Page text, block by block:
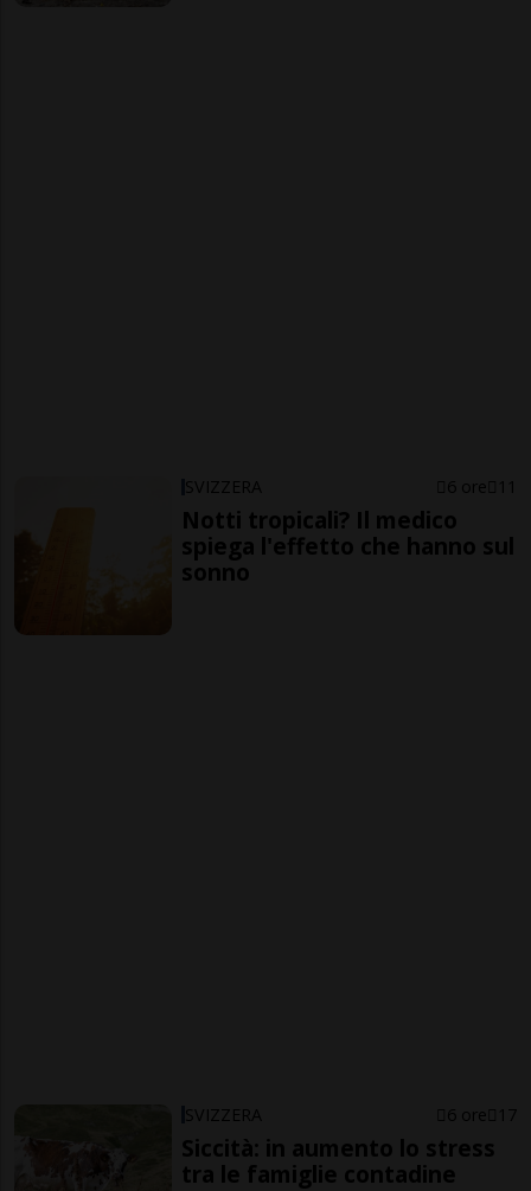
SVIZZERA 6 ore 11
Notti tropicali? Il medico
spiega l'effetto che hanno sul
sonno
SVIZZERA 6 ore 17
Siccità: in aumento lo stress
tra le famiglie contadine